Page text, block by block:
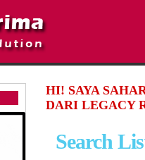
HI! SAYA
DARI LEGACY
Search